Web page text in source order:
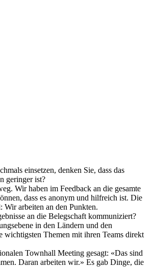
einsetzen, denken Sie, dass das
geringer ist?
Wir haben im Feedback an die gesamte
dass es anonym und hilfreich ist. Die
Wir arbeiten an den Punkten.
an die Belegschaft kommuniziert?
in den Ländern und den
wichtigsten Themen mit ihren Teams direkt
Townhall Meeting gesagt: «Das sind
Daran arbeiten wir.» Es gab Dinge, die